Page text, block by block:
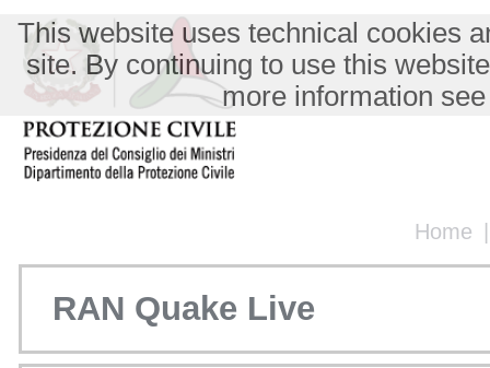
Home
This website uses technical cookies
site. By continuing to use this
more information
RAN Quake Live